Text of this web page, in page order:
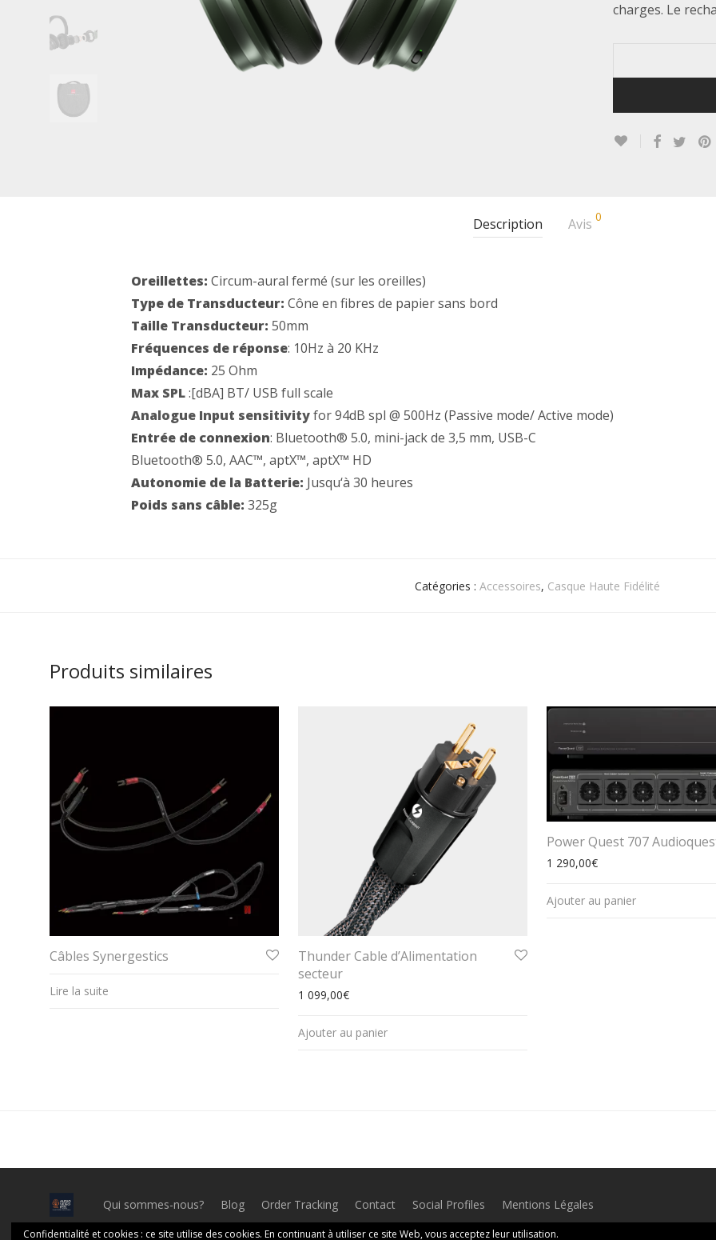
charges. Le
Description Avis 0
Oreillettes: Circum-aural fermé (sur les oreilles)
Type de Transducteur: Cône en fibres de papier sans bord
Taille Transducteur: 50mm
Fréquences de réponse: 10Hz à 20 KHz
Impédance: 25 Ohm
Max SPL:[dBA] BT/ USB full scale
Analogue Input sensitivityfor 94dB spl @ 500Hz (Passive mode/ Active mode)
Entrée de connexion: Bluetooth® 5.0, mini-jack de 3,5 mm, USB-C
Bluetooth® 5.0, AAC™, aptX™, aptX™ HD
Autonomie de la Batterie: Jusqu‘à 30 heures
Poids sans câble: 325g
Catégories : Accessoires, Casque Haute Fidélité
Produits similaires
Câbles Synergestics
Lire la suite
Thunder Cable d’Alimentation
secteur
1 099,00€
Ajouter au panier
Power Quest 707
1 290,00€
Ajouter au panier
Qui sommes-nous? Blog Order Tracking Contact Social Profiles Mentions Légales
Confidentialité et cookies : ce site utilise des cookies. En continuant à utiliser ce site Web, vous acceptez leur utilisation.